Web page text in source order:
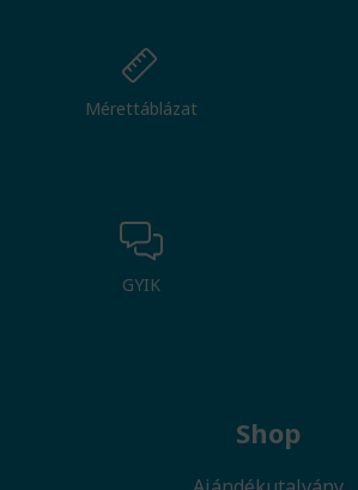
Mérettáblázat
GYIK
Shop